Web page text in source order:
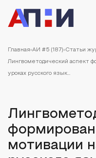
Главная АИ #5 (187) Статьи
Лингвометодический аспект
уроках русского язык...
мотивации